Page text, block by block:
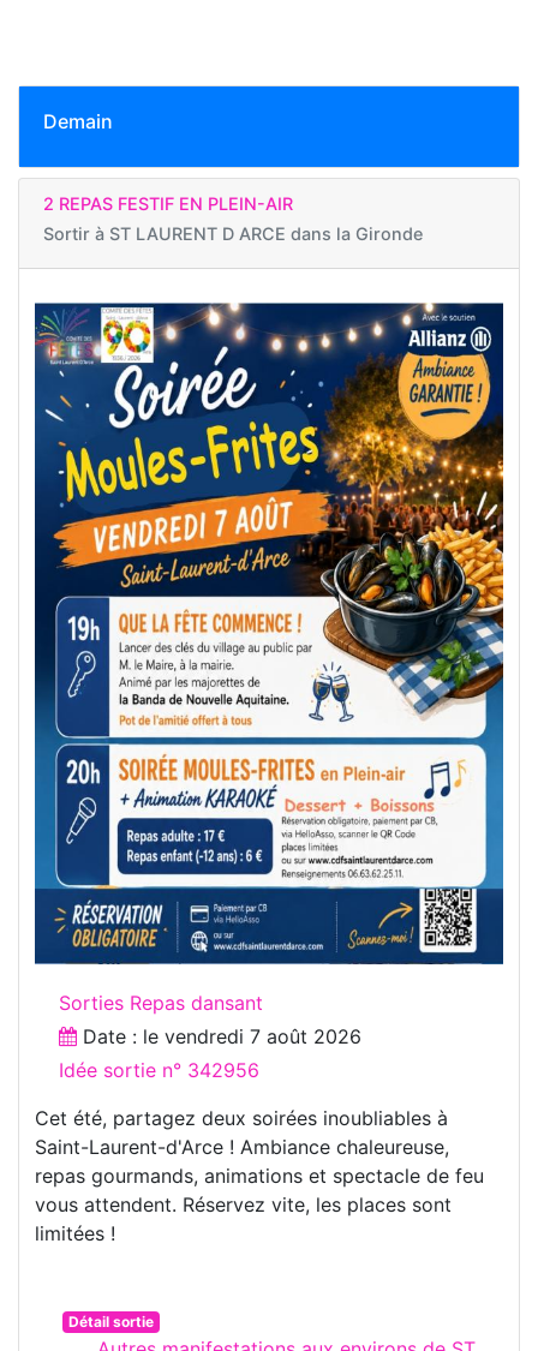
Demain
2 REPAS FESTIF EN PLEIN-AIR
Sortir à ST LAURENT D ARCE dans la Gironde
Sorties Repas dansant
Date : le vendredi 7 août 2026
Idée sortie n° 342956
Cet été, partagez deux soirées inoubliables à
Saint-Laurent-d'Arce ! Ambiance chaleureuse,
repas gourmands, animations et spectacle de feu
vous attendent. Réservez vite, les places sont
limitées !
Détail sortie